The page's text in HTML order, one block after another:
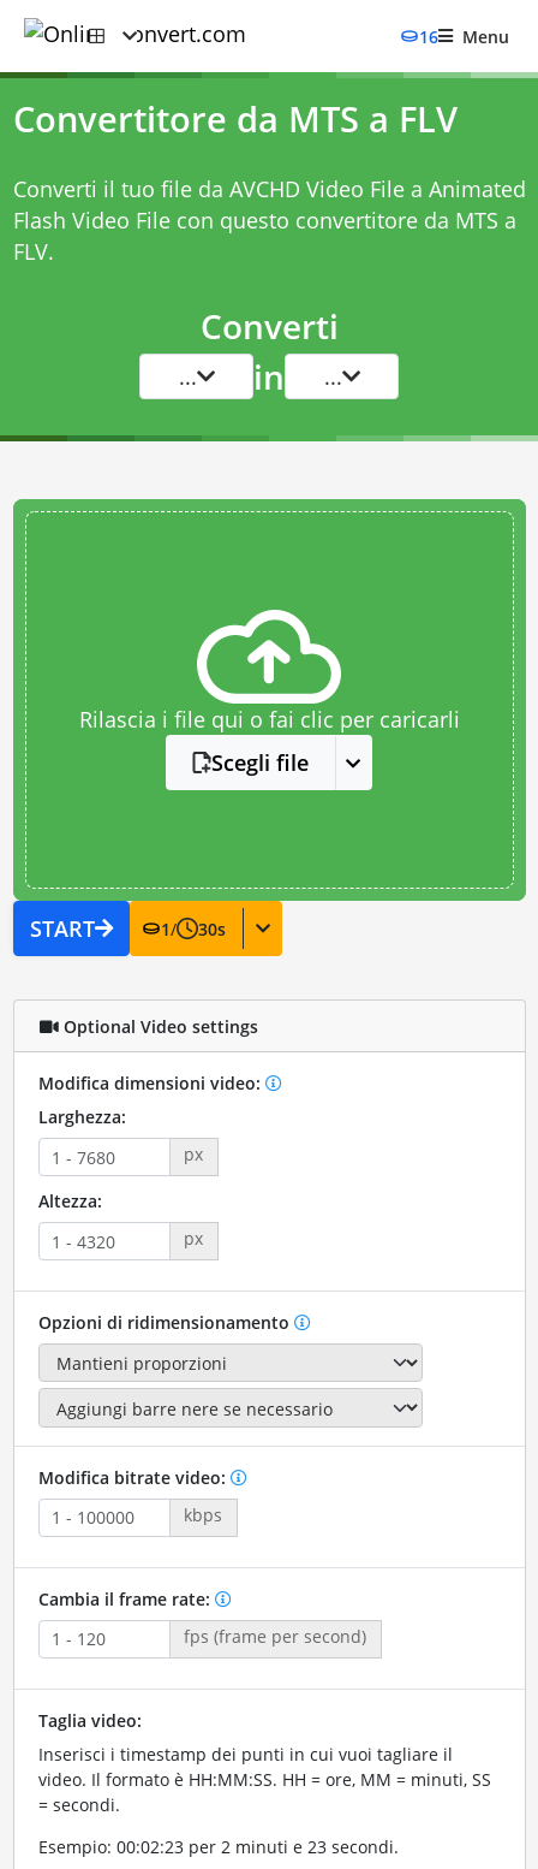
16 Menu
Convertitore da MTS a FLV
Converti il tuo file da AVCHD Video File a Animated
Flash Video File con questo convertitore da MTS a
FLV.
Converti
... in ...
Rilascia i file qui o fai clic per caricarli
Scegli file
START 1/ 30s
Optional Video settings
Modifica dimensioni video:
Larghezza:
px
Altezza:
px
Opzioni di ridimensionamento
Modifica bitrate video:
kbps
Cambia il frame rate:
fps (frame per second)
Taglia video:
Inserisci i timestamp dei punti in cui vuoi tagliare il
video. Il formato è HH:MM:SS. HH = ore, MM = minuti, SS
= secondi.
Esempio: 00:02:23 per 2 minuti e 23 secondi.